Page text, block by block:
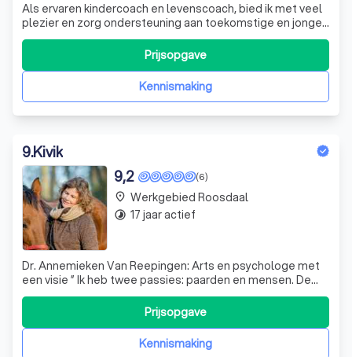
Als ervaren kindercoach en levenscoach, bied ik met veel
plezier en zorg ondersteuning aan toekomstige en jonge
ouders die moeite hebben met het vinden van evenwicht
en sereniteit in de uitdagingen die ze tegenkomen met
hun kind. Of het nu gaat om slaapproblemen, ongemak,
oncontroleerbare huilbuienKennismaking
Prijsopgave
9.Kivik
(6)
9,2
Dr. Annemieken Van Reepingen: Arts en psychologe met
een visie ” Ik heb twee passies: paarden en mensen. De
combinatie van beide levert een krachtige mix die mijn
leven heeft veranderd. Ik wil de wereld laten meegenieten
van deze bron van wijsheid via mijn coaching. Mijn missie is:
Kennismaking
Prijsopgave
place Werkgebied Roosdaal
timelapse 17 jaar actief